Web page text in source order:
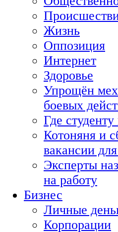
Жизнь
Оппозиция
Интернет
Здоровье
Упрощён
боевых
Где
Котоняня и
вакансии
Эксперты
на работу
Бизнес
Личные
Корпорации